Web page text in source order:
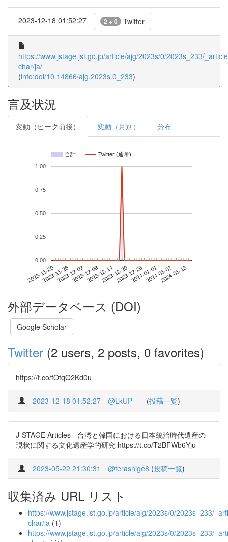
2023-12-18 01:52:27 2 + 0 Twitter
https://www.jstage.jst.go.jp/article/ajg/2023s/0/2023s_233/
char/ja/
(info:doi/10.14866/ajg.2023s.0_233)
言及状況
変動（ピーク前後） 変動（月別） 分布
合計 Twitter (通常)
2023-11-202023-11-262023-12-022023-12-082023-12-142023-12-202023-12-262024-01-012024-01-072024-01-13
0.00
0.25
0.50
0.75
1.00
外部データベース (DOI)
Google Scholar
Twitter (2 users, 2 posts, 0 favorites)
https://t.co/fOtqQ2Kd0u
2023-12-18 01:52:27 @LkUP___ (投稿一覧)
J-STAGE Articles - 台湾と韓国における日本統治時代遺産の
現状に関する文化遺産学的研究 https://t.co/T2BFWb6Yju
2023-05-22 21:30:31 @terashige8 (投稿一覧)
収集済み URL リスト
https://www.jstage.jst.go.jp/article/ajg/2023s/0/2023s_233/
char/ja (1)
https://www.jstage.jst.go.jp/article/ajg/2023s/0/2023s_233/